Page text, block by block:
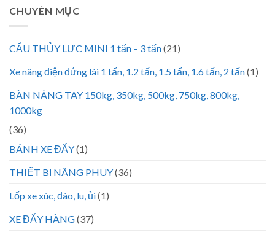
CHUYÊN MỤC
CẨU THỦY LỰC MINI 1 tấn – 3 tấn(21)
Xe nâng điện đứng lái 1 tấn, 1.2 tấn, 1.5 tấn, 1.6 tấn, 2 tấn(1)
BÀN NÂNG TAY 150kg, 350kg, 500kg, 750kg, 800kg,
1000kg
(36)
BÁNH XE ĐẨY(1)
THIẾT BỊ NÂNG PHUY(36)
Lốp xe xúc, đào, lu, ủi(1)
XE ĐẨY HÀNG(37)